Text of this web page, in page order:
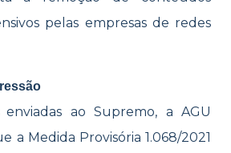
pelas empresas de redes
enviadas ao Supremo, a AGU
a Medida Provisória 1.068/2021